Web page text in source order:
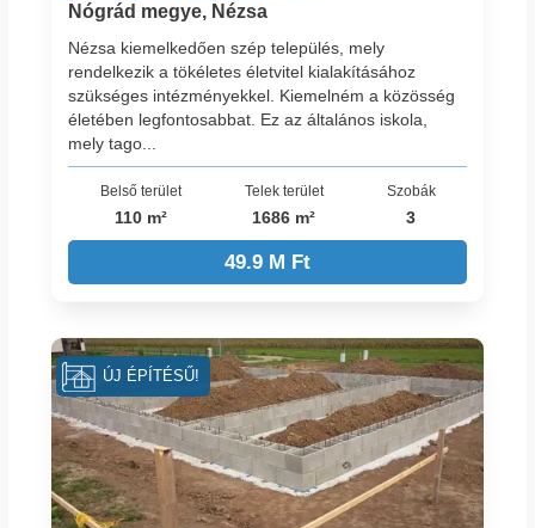
Nógrád megye, Nézsa
Nézsa kiemelkedően szép település, mely
rendelkezik a tökéletes életvitel kialakításához
szükséges intézményekkel. Kiemelném a közösség
életében legfontosabbat. Ez az általános iskola,
mely tago...
Belső terület
110 m²
Telek terület
1686 m²
Szobák
3
49.9 M Ft
ÚJ ÉPÍTÉSŰ!